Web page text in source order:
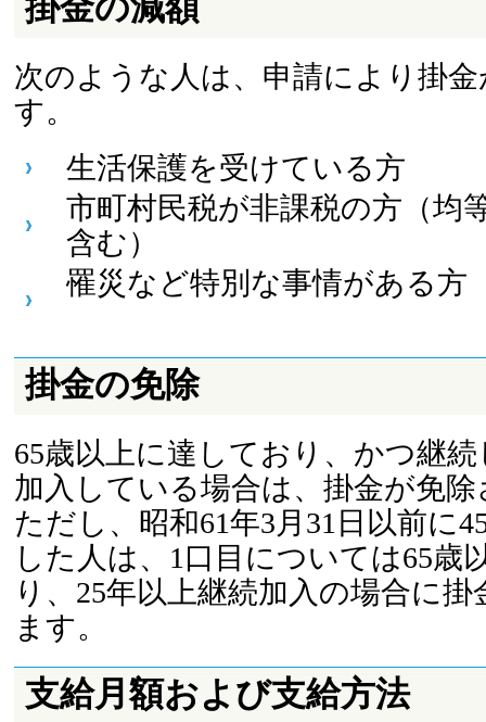
掛金の減額
次のような人は、申請により掛
す。
生活保護を受けている方
市町村民税が非課税の方（均
含む）
罹災など特別な事情がある方
掛金の免除
65歳以上に達しており、かつ継続
加入している場合は、掛金が免
ただし、昭和61年3月31日以前に
した人は、1口目については65歳
り、25年以上継続加入の場合に
ます。
支給月額および支給方法